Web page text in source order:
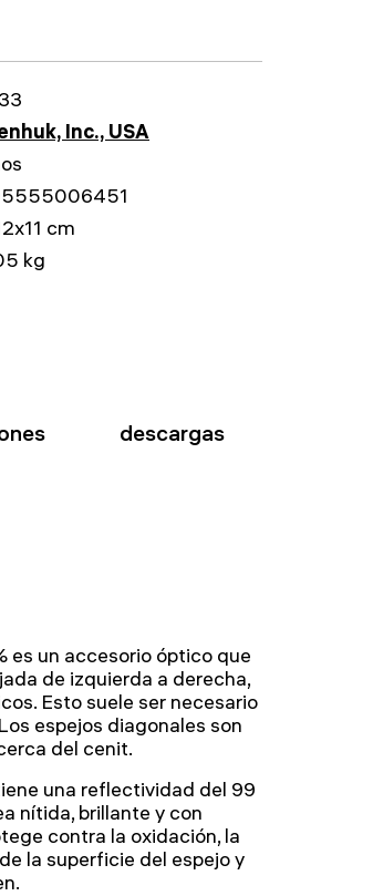
Inc., USA
cm
kg
descargas
es un accesorio óptico que
de izquierda a derecha,
Esto suele ser necesario
espejos diagonales son
del cenit.
una reflectividad del 99
nítida, brillante y con
contra la oxidación, la
la superficie del espejo y